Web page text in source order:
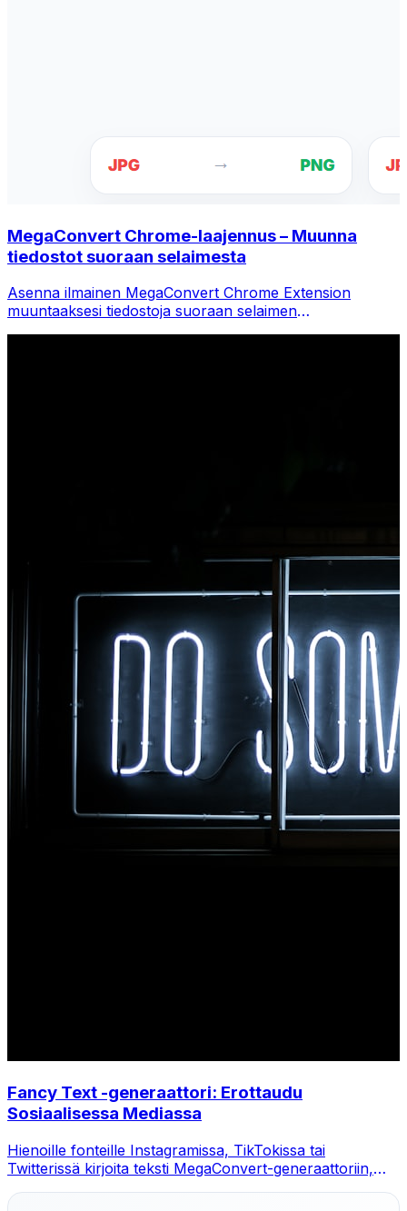
MegaConvert Chrome-laajennus – Muunna
tiedostot suoraan selaimesta
Asenna ilmainen MegaConvert Chrome Extension
muuntaaksesi tiedostoja suoraan selaimen
Fancy Text -generaattori: Erottaudu
Sosiaalisessa Mediassa
Hienoille fonteille Instagramissa, TikTokissa tai
Twitterissä kirjoita teksti MegaConvert-generaattoriin,